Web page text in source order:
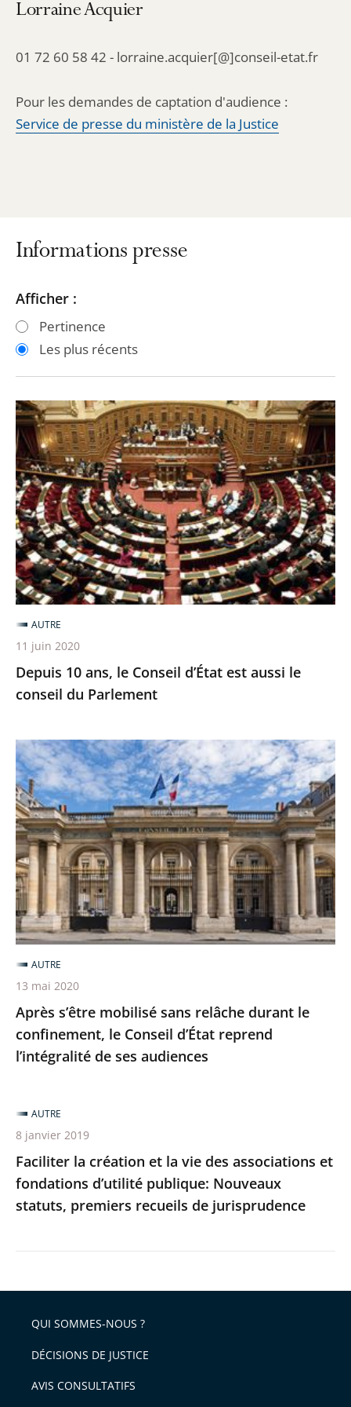
Lorraine Acquier
01 72 60 58 42 - lorraine.acquier[@]conseil-etat.fr
Pour les demandes de captation d'audience :
Service de presse du ministère de la Justice
Informations presse
Passer
les
filtres
après
Passer
les
filtres
avant
Afficher :
Pertinence
Les plus récents
Depuis
10
ans,
le
Conseil
d’État
est
aussi
le
conseil
du
Parlement
Depuis 10 ans, le Conseil d’État est aussi le
conseil du Parlement
AUTRE
11 juin 2020
Après
s’être
mobilisé
sans
relâche
durant
le
confinement,
le
Conseil
d’État
reprend
l’intégralité
de
ses
Après s’être mobilisé sans relâche durant le
confinement, le Conseil d’État reprend
l’intégralité de ses audiences
AUTRE
13 mai 2020
Faciliter la création et la vie des associations et
fondations d’utilité publique: Nouveaux
statuts, premiers recueils de jurisprudence
AUTRE
8 janvier 2019
QUI SOMMES-NOUS ?
DÉCISIONS DE JUSTICE
AVIS CONSULTATIFS